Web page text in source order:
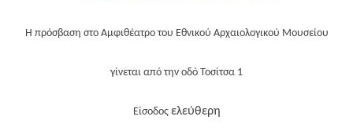
Η πρόσβαση στο Αμφιθέατρο του Εθνικού Αρχαιολογικού Μουσείου
γίνεται από την οδό Τοσίτσα 1
Είσοδος ελεύθερη